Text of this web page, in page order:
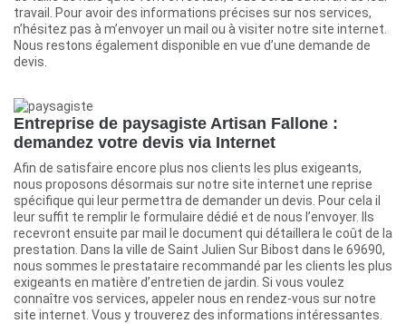
travail. Pour avoir des informations précises sur nos services,
n’hésitez pas à m’envoyer un mail ou à visiter notre site internet.
Nous restons également disponible en vue d’une demande de
devis.
Entreprise de paysagiste Artisan Fallone :
demandez votre devis via Internet
Afin de satisfaire encore plus nos clients les plus exigeants,
nous proposons désormais sur notre site internet une reprise
spécifique qui leur permettra de demander un devis. Pour cela il
leur suffit te remplir le formulaire dédié et de nous l’envoyer. Ils
recevront ensuite par mail le document qui détaillera le coût de la
prestation. Dans la ville de Saint Julien Sur Bibost dans le 69690,
nous sommes le prestataire recommandé par les clients les plus
exigeants en matière d’entretien de jardin. Si vous voulez
connaître vos services, appeler nous en rendez-vous sur notre
site internet. Vous y trouverez des informations intéressantes.